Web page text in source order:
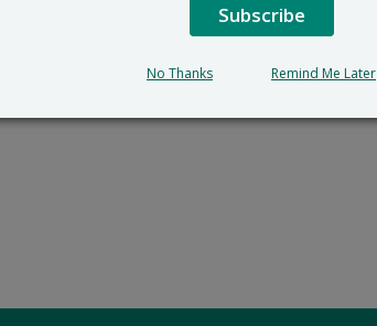
Subscribe
No Thanks Remind Me Later